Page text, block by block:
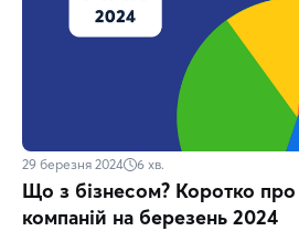
29 березня 2024 6 хв.
Що з бізнесом? Коротко про
компаній на березень 2024